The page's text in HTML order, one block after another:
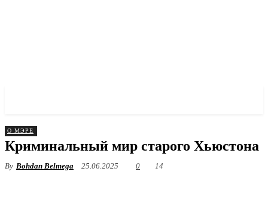
О МЭРЕ
Криминальный мир старого Хьюстона
By Bohdan Belmega 25.06.2025 0 14